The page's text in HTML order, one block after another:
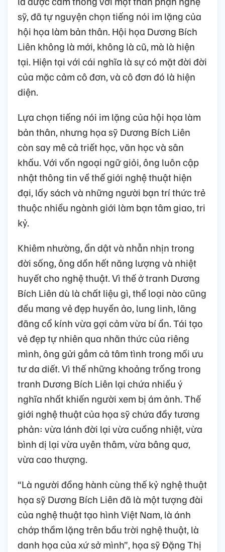
sỹ, đã tự nguyện chọn tiếng nói im lặng của
hội họa làm bản thân. Hội họa Dương Bích
Liên không là mới, không là cũ, mà là hiện
tại. Hiện tại với cái nghĩa là sự có mặt đời đời
của mặc cảm cô đơn, và cô đơn đó là hiện
diện.
Lựa chọn tiếng nói im lặng của hội họa làm
bản thân, nhưng họa sỹ Dương Bích Liên
còn say mê cả triết học, văn học và sân
khấu. Với vốn ngoại ngữ giỏi, ông luôn cập
nhật thông tin về thế giới nghệ thuật hiện
đại, lấy sách và những người bạn trí thức trẻ
thuộc nhiều ngành giới làm bạn tâm giao, tri
kỷ.
Khiêm nhường, ẩn dật và nhẫn nhịn trong
đời sống, ông dồn hết năng lượng và nhiệt
huyết cho nghệ thuật. Vì thế ở tranh Dương
Bích Liên dù là chất liệu gì, thể loại nào cũng
đều mang vẻ đẹp huyền ảo, lung linh, lãng
đãng cổ kính vừa gợi cảm vừa bí ẩn. Tái tạo
vẻ đẹp tự nhiên qua nhãn thức của riêng
mình, ông gửi gắm cả tâm tình trong mối ưu
tư da diết. Vì thế những khoảng trống trong
tranh Dương Bích Liên lại chứa nhiều ý
nghĩa nhất khiến người xem bị ám ảnh. Thế
giới nghệ thuật của họa sỹ chứa đầy tương
phản: vừa lánh đời lại vừa cuồng nhiệt, vừa
bình dị lại vừa uyên thâm, vừa bâng quơ,
vừa cao thượng.
“Là người đồng hành cùng thế kỷ nghệ thuật
họa sỹ Dương Bích Liên đã là một tượng đài
của nghệ thuật tạo hình Việt Nam, là ánh
chớp thầm lặng trên bầu trời nghệ thuật, là
danh họa của xứ sở mình”, họa sỹ Đặng Thị